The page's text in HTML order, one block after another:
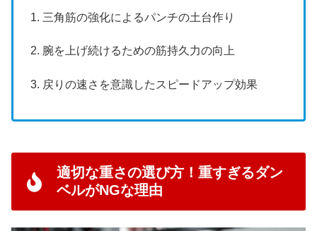
1. 三角筋の強化によるパンチの土台作り
2. 腕を上げ続けるための筋持久力の向上
3. 戻りの速さを意識したスピードアップ効果
適切な重さの選び方！重すぎるダン
ベルがNGな理由